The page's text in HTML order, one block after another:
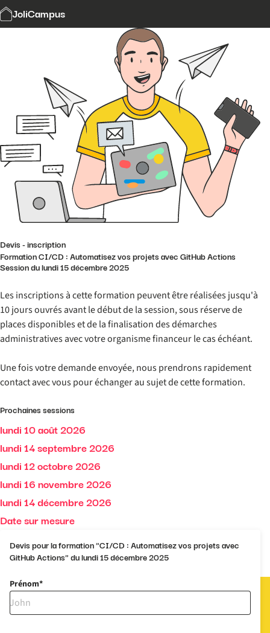
JoliCampus
Modalités et délais d'accès
Formation CI/CD : Automatisez vos projets avec GitHub Actions
Devis - inscription
Session du lundi 15 décembre 2025
Les inscriptions à cette formation peuvent être réalisées jusqu'à
10 jours ouvrés avant le début de la session, sous réserve de
places disponibles et de la finalisation des démarches
administratives avec votre organisme financeur le cas échéant.
Une fois votre demande envoyée, nous prendrons rapidement
contact avec vous pour échanger au sujet de cette formation.
Prochaines sessions
lundi 10 août 2026
lundi 14 septembre 2026
lundi 12 octobre 2026
lundi 16 novembre 2026
lundi 14 décembre 2026
Date sur mesure
Devis pour la formation "CI/CD : Automatisez vos projets avec
GitHub Actions" du lundi 15 décembre 2025
Prénom